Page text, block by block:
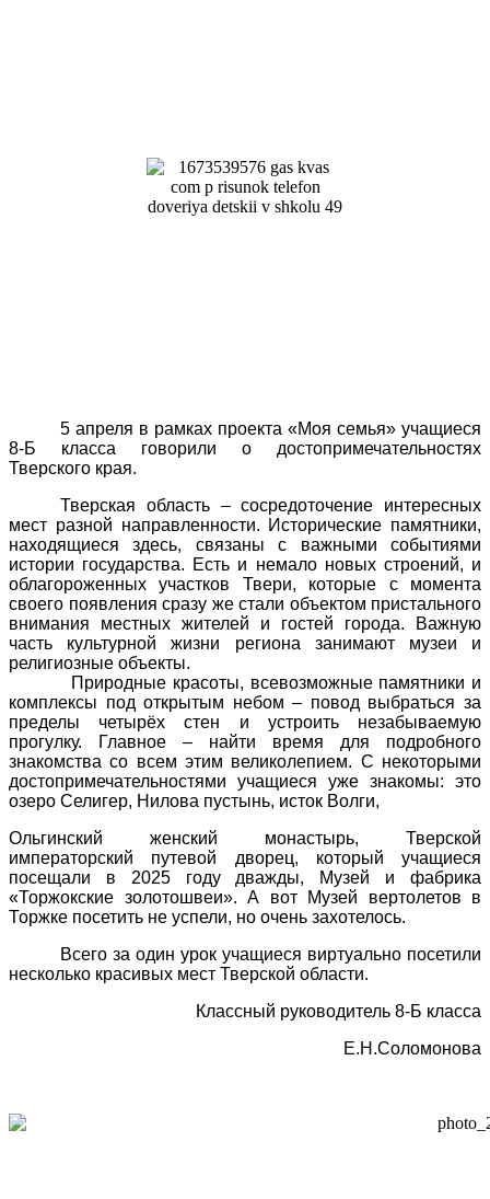
5 апреля в рамках проекта «Моя семья» учащиеся
8-Б класса говорили о достопримечательностях
Тверского края.
Тверская область – сосредоточение интересных
мест разной направленности. Исторические памятники,
находящиеся здесь, связаны с важными событиями
истории государства. Есть и немало новых строений, и
облагороженных участков Твери, которые с момента
своего появления сразу же стали объектом пристального
внимания местных жителей и гостей города. Важную
часть культурной жизни региона занимают музеи и
религиозные объекты.
Природные красоты, всевозможные памятники и
комплексы под открытым небом – повод выбраться за
пределы четырёх стен и устроить незабываемую
прогулку. Главное – найти время для подробного
знакомства со всем этим великолепием. С некоторыми
достопримечательностями учащиеся уже знакомы: это
озеро Селигер, Нилова пустынь, исток Волги,
Ольгинский женский монастырь, Тверской
императорский путевой дворец, который учащиеся
посещали в 2025 году дважды, Музей и фабрика
«Торжокские золотошвеи». А вот Музей вертолетов в
Торжке посетить не успели, но очень захотелось.
Всего за один урок учащиеся виртуально посетили
несколько красивых мест Тверской области.
Классный руководитель 8-Б класса
Е.Н.Соломонова